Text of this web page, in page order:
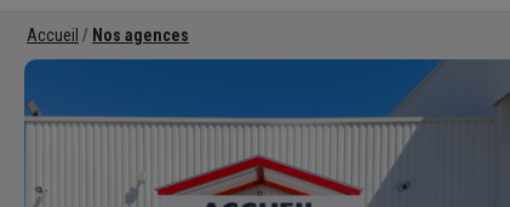
Accueil Nos agences